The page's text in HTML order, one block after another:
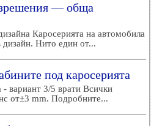
— обща
Каросерията на автомобила
дизайн. Нито един от...
под каросерията
- вариант 3/5 врати Всички
от±3 mm. Подробните...